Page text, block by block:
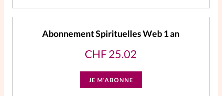
Abonnement Spirituelles Web 1 an
CHF25.02
JE M'ABONNE